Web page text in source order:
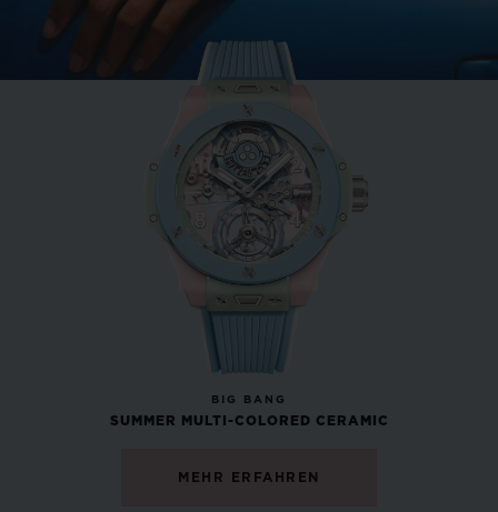
BIG BANG
MINT GREEN CERAMIC
EUR 15,200 •
BIG BANG
SUMMER MULTI-COLORED CERAMIC
MEHR ERFAHREN